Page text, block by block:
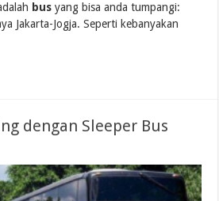
bus yang bisa anda tumpangi:
Jakarta-Jogja. Seperti kebanyakan
dengan Sleeper Bus